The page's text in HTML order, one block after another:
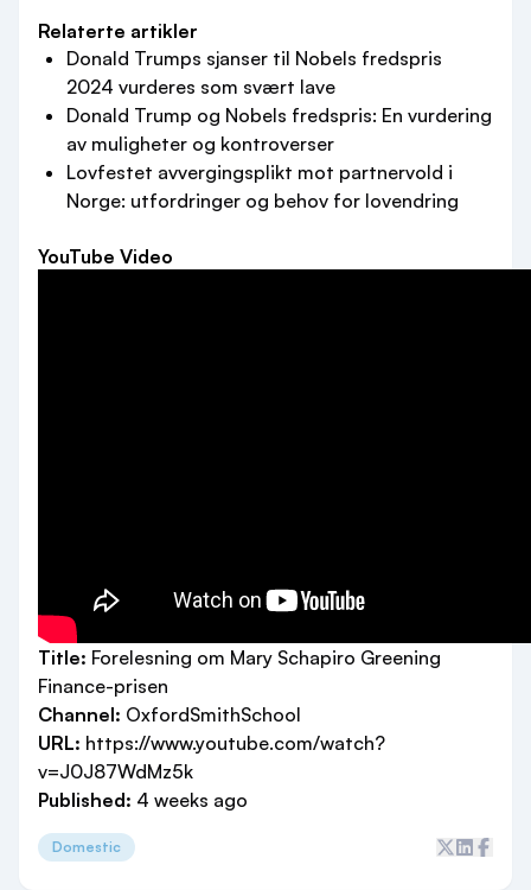
Relaterte artikler
Donald Trumps sjanser til Nobels fredspris
2024 vurderes som svært lave
Donald Trump og Nobels fredspris: En vurdering
av muligheter og kontroverser
Lovfestet avvergingsplikt mot partnervold i
Norge: utfordringer og behov for lovendring
YouTube Video
Title: Forelesning om Mary Schapiro Greening
Finance-prisen
Channel: OxfordSmithSchool
URL: https://www.youtube.com/watch?
v=J0J87WdMz5k
Published: 4 weeks ago
Domestic